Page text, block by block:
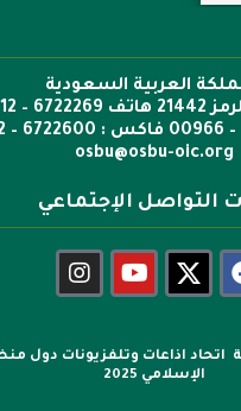
العربية السعودية
osbu@osbu-oic.org
التواصل الإجتماعي
اذاعات وتلفزيونات دول
الإسلامي 2025